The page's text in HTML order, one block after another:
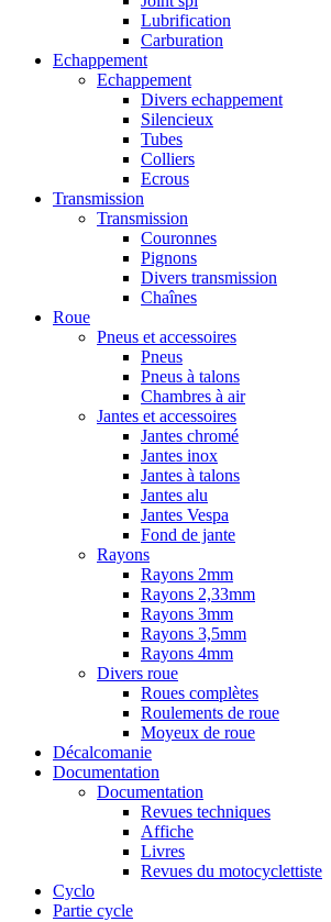
Lubrification
Carburation
Echappement
Echappement
Divers echappement
Silencieux
Tubes
Colliers
Ecrous
Transmission
Transmission
Couronnes
Pignons
Divers transmission
Chaînes
Roue
Pneus et accessoires
Pneus
Pneus à talons
Chambres à air
Jantes et accessoires
Jantes chromé
Jantes inox
Jantes à talons
Jantes alu
Jantes Vespa
Fond de jante
Rayons
Rayons 2mm
Rayons 2,33mm
Rayons 3mm
Rayons 3,5mm
Rayons 4mm
Divers roue
Roues complètes
Roulements de roue
Moyeux de roue
Décalcomanie
Documentation
Documentation
Revues techniques
Affiche
Livres
Revues du motocyclettiste
Cyclo
Partie cycle